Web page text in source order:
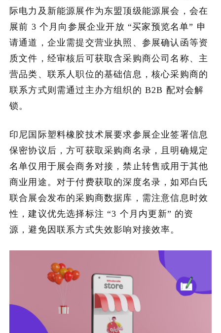
际电力及新能源展作为东盟顶级能源展会，会在
展前 3 个月向参展企业开放 “买家预览名单” 申
请通道，企业需提交营业执照、参展确认函等资
质文件，经审核后可获取含采购商公司名称、主
营品类、联系人职位的基础信息，核心采购商的
联系方式则需通过主办方组织的 B2B 配对会解
锁。
印尼国际塑料橡胶技术展要求参展企业签署信息
保密协议后，方可获取采购商名录，且明确规定
名单仅用于展会商务对接，禁止转售或用于其他
商业用途。对于付费获取的深度名录，如邓白氏
联合展会发布的采购商数据库，需注意信息时效
性，建议优先选择标注 “3 个月内更新” 的资
源，避免因联系方式失效影响对接效率。